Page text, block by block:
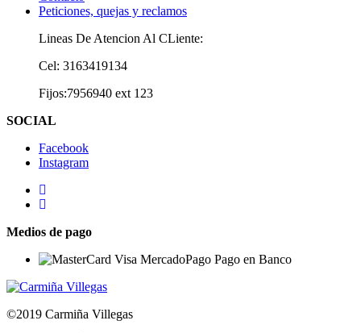
Peticiones, quejas y reclamos
Lineas De Atencion Al CLiente:
Cel: 3163419134
Fijos:7956940 ext 123
SOCIAL
Facebook
Instagram
Medios de pago
©2019 Carmiña Villegas